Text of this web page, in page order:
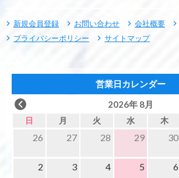
新規会員登録 お問い合わせ 会社概要
プライバシーポリシー
サイトマップ
営業日カレンダー
2026年 8月
日 月 火 水 木
26 27 28 29 30
2 3 4 5 6